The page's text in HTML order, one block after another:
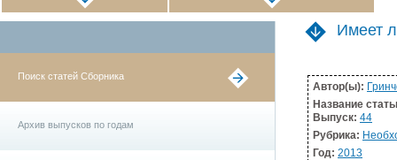
Поиск статей Сборника
Архив выпусков по годам
Имеет
Автор(ы):
Название
Выпуск: 44
Рубрика:
Год: 2013